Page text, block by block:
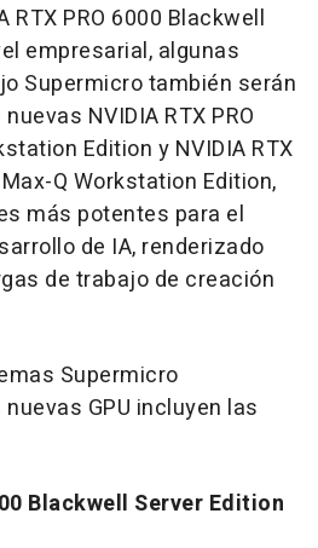
RTX PRO 6000 Blackwell
empresarial, algunas
Supermicro también serán
NVIDIA RTX PRO
Edition y NVIDIA RTX
Q Workstation Edition,
más potentes para el
de IA, renderizado
de trabajo de creación
Supermicro
GPU incluyen las
Blackwell Server Edition